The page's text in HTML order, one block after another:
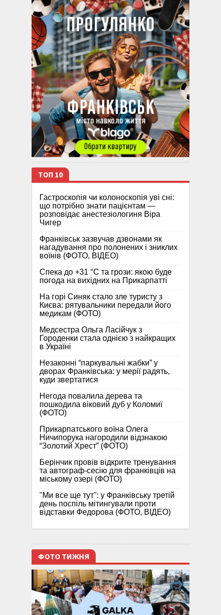
ТОП 10
Гастроскопія чи колоноскопія уві сні:
що потрібно знати пацієнтам —
розповідає анестезіологиня Віра
Чигер
Франківськ зазвучав дзвонами як
нагадування про полонених і зниклих
воїнів (ФОТО, ВІДЕО)
Спека до +31 °C та грози: якою буде
погода на вихідних на Прикарпатті
На горі Синяк стало зле туристу з
Києва: рятувальники передали його
медикам (ФОТО)
Медсестра Ольга Ласійчук з
Городенки стала однією з найкращих
в Україні
Незаконні “паркувальні жабки” у
дворах Франківська: у мерії радять,
куди звертатися
Негода повалила дерева та
пошкодила віковий дуб у Коломиї
(ФОТО)
Прикарпатського воїна Олега
Ничипорука нагородили відзнакою
“Золотий Хрест” (ФОТО)
Берінчик провів відкрите тренування
та автограф-сесію для франківців на
міському озері (ФОТО)
"Ми все ще тут": у Франківську третій
день поспіль мітингували проти
відставки Федорова (ФОТО, ВІДЕО)
ФОТО ТИЖНЯ